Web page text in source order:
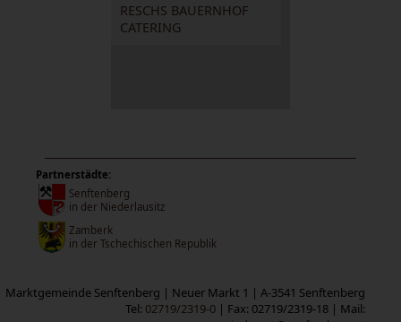
RESCHS BAUERNHOF
CATERING
Partnerstädte:
Senftenberg
in der Niederlausitz
Zamberk
in der Tschechischen Republik
Marktgemeinde Senftenberg | Neuer Markt 1 | A-3541 Senftenberg
Tel: 02719/2319-0 | Fax: 02719/2319-18 | Mail: